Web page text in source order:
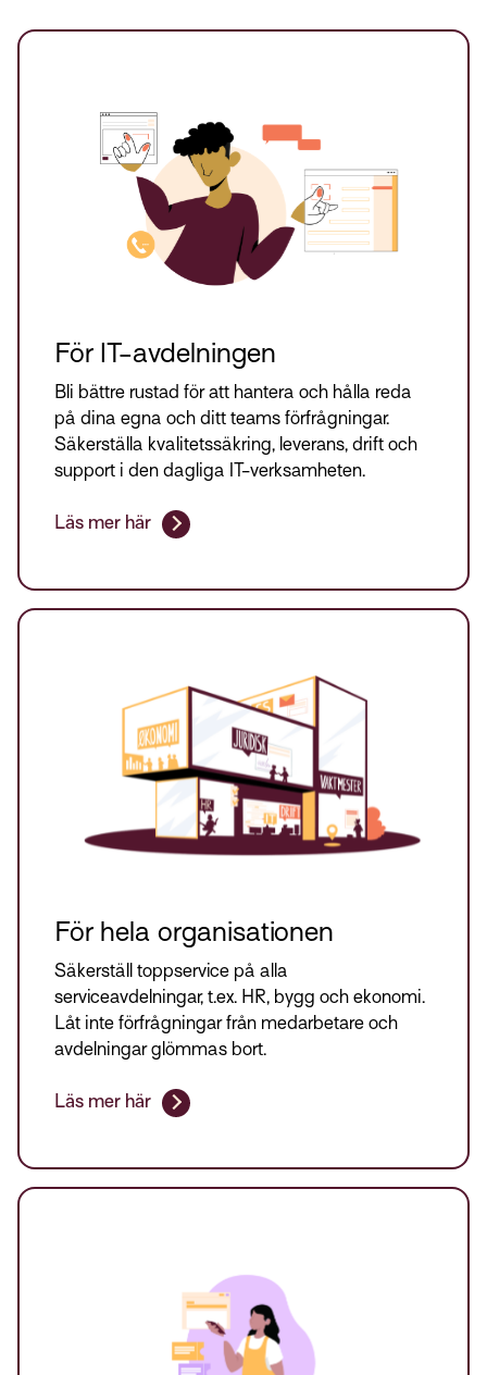
För IT-avdelningen
Bli bättre rustad för att hantera och hålla reda
på dina egna och ditt teams förfrågningar.
Säkerställa kvalitetssäkring, leverans, drift och
support i den dagliga IT-verksamheten.
Läs mer här
För hela organisationen
Säkerställ toppservice på alla
serviceavdelningar, t.ex. HR, bygg och ekonomi.
Låt inte förfrågningar från medarbetare och
avdelningar glömmas bort.
Läs mer här